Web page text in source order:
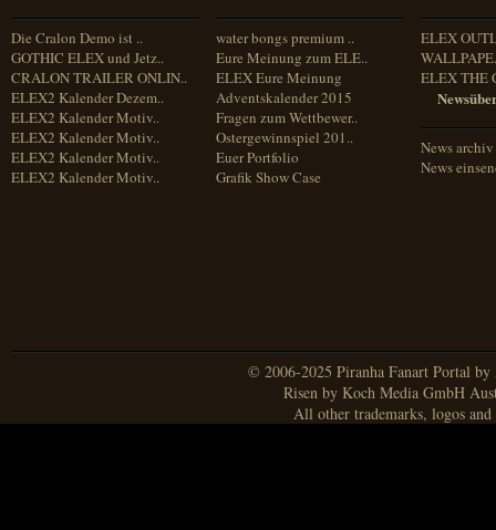
Die Cralon Demo ist ..
GOTHIC ELEX und Jetz..
CRALON TRAILER ONLIN..
ELEX2 Kalender Dezem..
ELEX2 Kalender Motiv..
ELEX2 Kalender Motiv..
ELEX2 Kalender Motiv..
ELEX2 Kalender Motiv..
water bongs premium ..
Eure Meinung zum ELE..
ELEX Eure Meinung
Adventskalender 2015
Fragen zum Wettbewer..
Ostergewinnspiel 201..
Euer Portfolio
Grafik Show Case
ELEX
ELEX THE
News archiv
News
© 2006-2025 Piranha Fanart Portal
Risen by Koch Media GmbH
All other trademarks, logos